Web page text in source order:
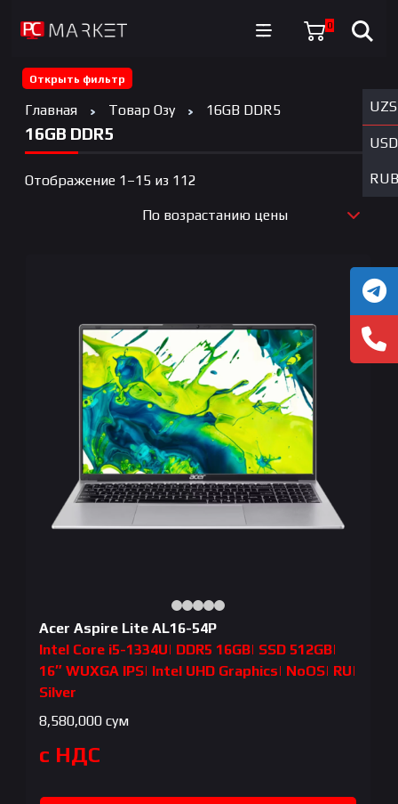
0
UZS
USD
RUB
Открыть фильтр
Главная Товар Озу 16GB DDR5
16GB DDR5
Отображение 1–15 из 112
возрастанию
По возрастанию цены
По убыванию цены
Acer Aspire Lite AL16-54P
Intel Core i5-1334U| DDR5 16GB| SSD 512GB|
16″ WUXGA IPS| Intel UHD Graphics| NoOS| RU|
Silver
8,580,000 сум
с НДС